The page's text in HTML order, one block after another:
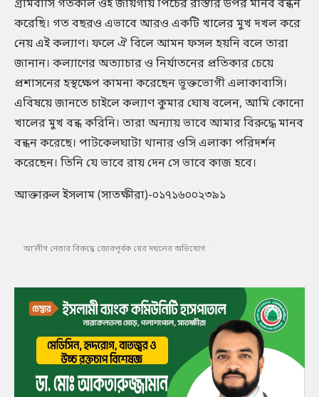
গ্রামবাসি গতকাল ওই জায়গায় পিচের রাস্তার উপর মানব বন্ধন
করেছি। গত বছরও এভাবে আরও একটি খালের মুখ দখল করে
নেয় এই কল্যাণ। ফলে ঐ বিলে আমন ফসল হয়নি বলে তারা
জানান। কল্যাণের অত্যাচার ও নির্যাতনের প্রতিকার চেয়ে
প্রশাসনের হস্থক্ষেপ কামনা করেছেন ভূক্তভোগী এলাকাবাসি।
এবিষয়ে জানতে চাইলে কল্যাণ কুমার ঘোষ বলেন, আমি কোনো
খালের মুখ বন্ধ করিনি। তারা অন্যায় ভাবে আমার বিরুদ্ধে মানব
বন্ধন করেছে। পাটকেলঘাটা থানার ওসি এলাকা পরিদর্শন
করেছেন। তিনি যে ভাবে রায় দেন সে ভাবে কাজ হবে।
আক্তারুল ইসলাম (সাতক্ষীরা)-০১৭১৬০০২৩৯১
আ’লীগ নেতার বিরুদ্ধে জোরপূর্বক ঘের দখলের অভিযোগ